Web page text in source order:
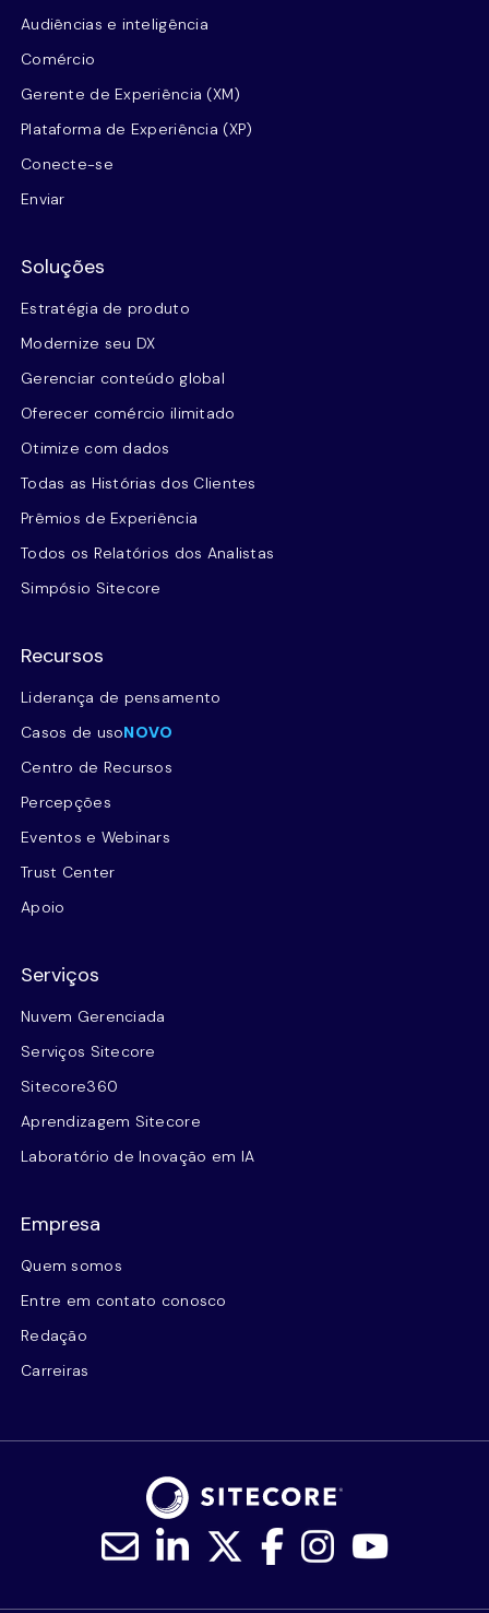
Audiências e inteligência
Comércio
Gerente de Experiência (XM)
Plataforma de Experiência (XP)
Conecte-se
Enviar
Soluções
Estratégia de produto
Modernize seu DX
Gerenciar conteúdo global
Oferecer comércio ilimitado
Otimize com dados
Todas as Histórias dos Clientes
Prêmios de Experiência
Todos os Relatórios dos Analistas
Simpósio Sitecore
Recursos
Liderança de pensamento
Casos de usoNOVO
Centro de Recursos
Percepções
Eventos e Webinars
Trust Center
Apoio
Serviços
Nuvem Gerenciada
Serviços Sitecore
Sitecore360
Aprendizagem Sitecore
Laboratório de Inovação em IA
Empresa
Quem somos
Entre em contato conosco
Redação
Carreiras